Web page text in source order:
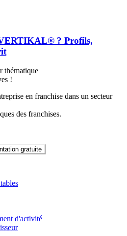
? Profils,
thématique
!
en franchise dans un secteur
des franchises.
gratuite
d'activité